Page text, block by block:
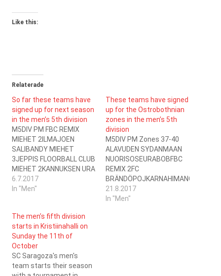
Like this:
Relaterade
So far these teams have
signed up for next season
in the men’s 5th division
M5DIV PM FBC REMIX
MIEHET 2ILMAJOEN
SALIBANDY MIEHET
3JEPPIS FLOORBALL CLUB
MIEHET 2KANNUKSEN URA
MIEHET 1KAUHAJOEN
KARHU MIEHET 2KURIKAN
1SALIBANDY CLUB
ALAVUS MIEHET 1SC
SARAGOZA MIEHET
1SULKAVAN SUDET
MIEHET 1V- JA U-SEURA
NURMON JYMY MIEHET
6.7.2017
In "Men"
These teams have signed
up for the Ostrobothnian
zones in the men’s 5th
division
M5DIV PM Zones 37-40
ALAVUDEN SYDANMAAN
NUORISOSEURABOBFBC
REMIX 2FC
BRÄNDÖPOJKARNAHIMANGAN
PALLO 2ILMAJOEN
SALIBANDY 3JEPPIS
21.8.2017
In "Men"
The men’s fifth division
starts in Kristiinahalli on
Sunday the 11th of
October
SC Saragoza's men's
team starts their season